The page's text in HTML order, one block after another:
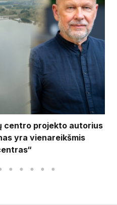
centro projekto autorius
yra vienareikšmis